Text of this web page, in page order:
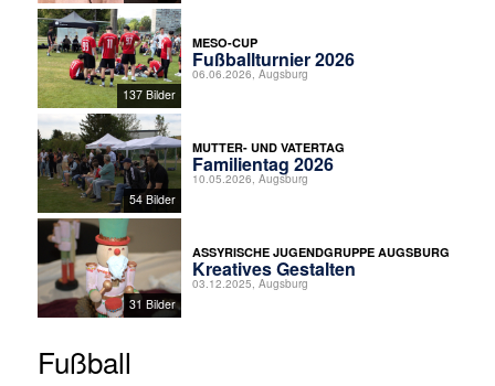
137 Bilder
MESO-CUP
Fußballturnier 2026
06.06.2026, Augsburg
54 Bilder
MUTTER- UND VATERTAG
Familientag 2026
10.05.2026, Augsburg
31 Bilder
ASSYRISCHE JUGENDGRUPPE AUGSBURG
Kreatives Gestalten
03.12.2025, Augsburg
Fußball